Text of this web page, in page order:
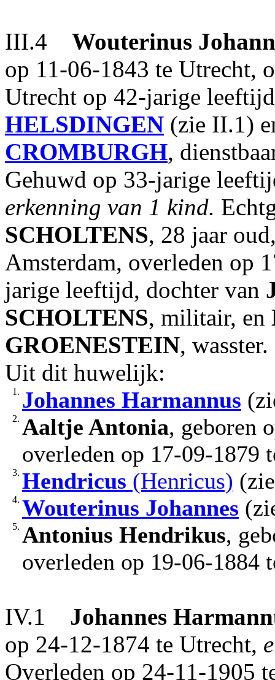
III.4 Wouterinus
op 11-06-1843 te Utrecht,
Utrecht op 42-jarige
HELSDINGEN (zie II.1)
CROMBURGH,
Gehuwd op 33-jarige
erkenning van 1 kind.
SCHOLTENS, 28 jaar
Amsterdam, overleden op
jarige leeftijd, dochter van
SCHOLTENS, militair, en
GROENESTEIN, wasster.
Uit dit huwelijk:
1. Johannes Harmannus
2. Aaltje Antonia, geboren
overleden op 17-09-
3. Hendricus (Henricus)
4. Wouterinus Johannes
5. Antonius Hendrikus,
overleden op 19-06-1884
IV.1 Johannes
op 24-12-1874 te Utrecht,
Overleden op 24-11-1905